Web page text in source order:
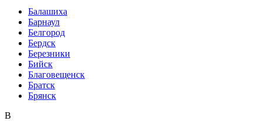
Балашиха
Барнаул
Белгород
Бердск
Березники
Бийск
Благовещенск
Братск
Брянск
В